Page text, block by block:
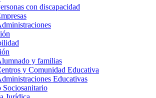
con discapacidad
y familias
y Comunidad Educativa
Educativas
Sociosanitario